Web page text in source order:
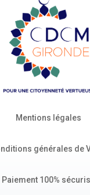
Mentions légales
générales de
Paiement 100%